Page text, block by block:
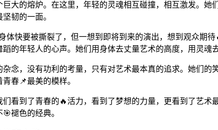
大的熔炉。在这里，年轻的灵魂相互碰撞，相互激发。
韧的一面。
体快要被撕裂了，但一想到即将到来的演出，想到观众期
的年轻人的心声。她们用身体去丈量艺术的高度，用灵魂
念，没有功利的考量，只有对艺术最本真的追求。她们
春📌最美的模样。
看到了青春的🔥活力，看到了梦想的力量，更看到了艺
褪色的经典。